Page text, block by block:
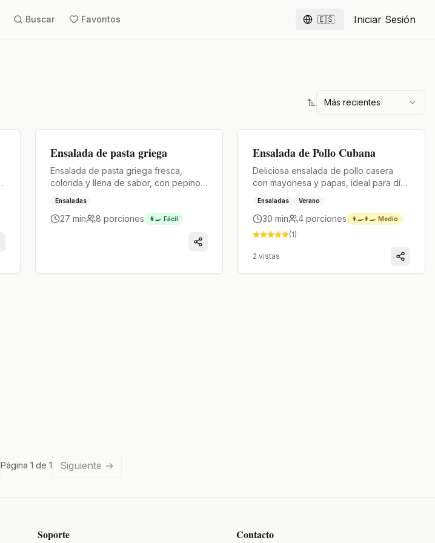
Buscar Favoritos 🇪🇸
Español Iniciar Sesión
Más recientes
Ensalada de pasta griega
Ensalada de pasta griega fresca,
colorida y llena de sabor, con pepino,
delicioso.
Ensaladas
27 min 8 porciones 👨‍🍳 Fácil
Ensalada de Pollo Cubana
Deliciosa ensalada de pollo casera
con mayonesa y papas, ideal para días
Ensaladas Verano
30 min 4 porciones 👨‍🍳👨‍🍳 Medio
(1)
2 vistas
Página 1 de 1 Siguiente →
Soporte Contacto